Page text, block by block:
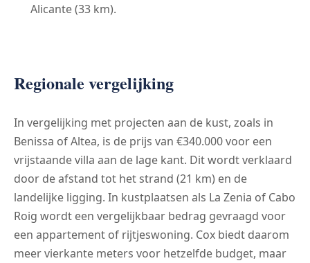
Alicante (33 km).
Regionale vergelijking
In vergelijking met projecten aan de kust, zoals in
Benissa of Altea, is de prijs van €340.000 voor een
vrijstaande villa aan de lage kant. Dit wordt verklaard
door de afstand tot het strand (21 km) en de
landelijke ligging. In kustplaatsen als La Zenia of Cabo
Roig wordt een vergelijkbaar bedrag gevraagd voor
een appartement of rijtjeswoning. Cox biedt daarom
meer vierkante meters voor hetzelfde budget, maar